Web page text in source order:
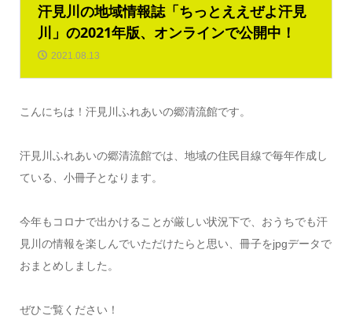
汗見川の地域情報誌「ちっとええぜよ汗見
川」の2021年版、オンラインで公開中！
2021.08.13
こんにちは！汗見川ふれあいの郷清流館です。
汗見川ふれあいの郷清流館では、地域の住民目線で毎年作成し
ている、小冊子となります。
今年もコロナで出かけることが厳しい状況下で、おうちでも汗
見川の情報を楽しんでいただけたらと思い、冊子をjpgデータで
おまとめしました。
ぜひご覧ください！